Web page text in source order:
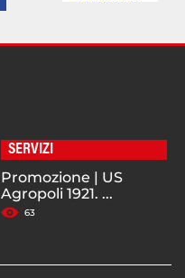
SERVIZI
Promozione | US
Agropoli 1921. ...
63